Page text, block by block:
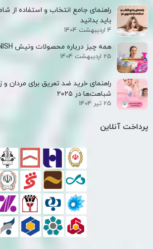
راهنمای جامع انتخاب و استفاده از
باید بدانید
4 اردیبهشت 1404
همه‌ چیز درباره محصولات ونیش VANISH
25 اردیبهشت 1404
راهنمای خرید ضد تعریق برای مردان و
شباهت‌ها در ۲۰۲۵
25 تیر 1404
پرداخت آنلاین